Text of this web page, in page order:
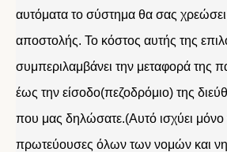
αυτόματα το σύστημα θα σας
αποστολής. Το κόστος αυτής της
συμπεριλαμβάνει την μεταφορά της
έως την είσοδο(πεζοδρόμιο) της
που μας δηλώσατε.(Αυτό ισχύει μόνο
πρωτεύουσες όλων των νομών και